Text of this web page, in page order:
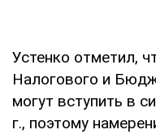
Устенко отметил,
Налогового и
могут вступить в
г., поэтому